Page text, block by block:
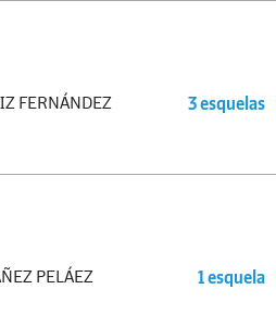
FERNÁNDEZ 3 esquelas
PELÁEZ 1 esquela